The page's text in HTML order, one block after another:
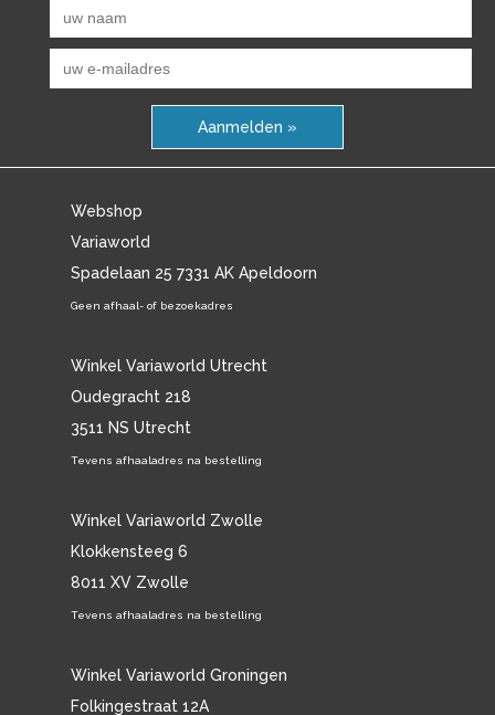
Aanmelden »
Webshop
Variaworld
Spadelaan 25 7331 AK Apeldoorn
Geen afhaal- of bezoekadres
Winkel Variaworld Utrecht
Oudegracht 218
3511 NS Utrecht
Tevens afhaaladres na bestelling
Winkel Variaworld Zwolle
Klokkensteeg 6
8011 XV Zwolle
Tevens afhaaladres na bestelling
Winkel Variaworld Groningen
Folkingestraat 12A